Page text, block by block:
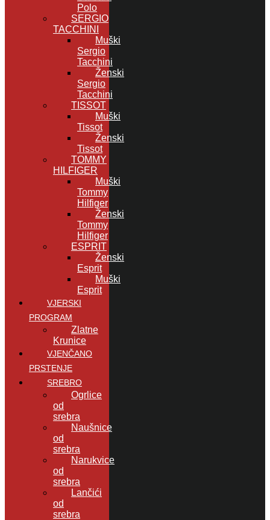
Polo
SERGIO
TACCHINI
Muški
Sergio
Tacchini
Ženski
Sergio
Tacchini
TISSOT
Muški
Tissot
Ženski
Tissot
TOMMY
HILFIGER
Muški
Tommy
Hilfiger
Ženski
Tommy
Hilfiger
ESPRIT
Ženski
Esprit
Muški
Esprit
VJERSKI
PROGRAM
Zlatne
Krunice
VJENČANO
PRSTENJE
SREBRO
Ogrlice
od
srebra
Naušnice
od
srebra
Narukvice
od
srebra
Lančići
od
srebra